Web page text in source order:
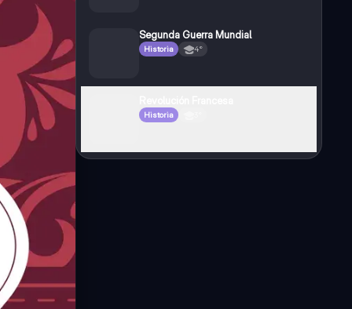
Segunda Guerra Mundial
Historia 4°
Historia